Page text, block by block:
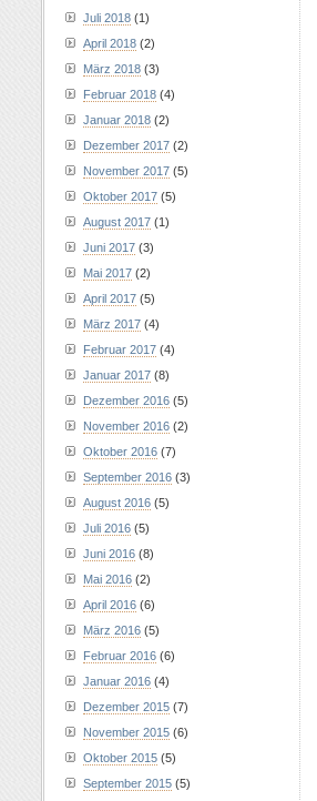
Juli 2018 (1)
April 2018 (2)
März 2018 (3)
Februar 2018 (4)
Januar 2018 (2)
Dezember 2017 (2)
November 2017 (5)
Oktober 2017 (5)
August 2017 (1)
Juni 2017 (3)
Mai 2017 (2)
April 2017 (5)
März 2017 (4)
Februar 2017 (4)
Januar 2017 (8)
Dezember 2016 (5)
November 2016 (2)
Oktober 2016 (7)
September 2016 (3)
August 2016 (5)
Juli 2016 (5)
Juni 2016 (8)
Mai 2016 (2)
April 2016 (6)
März 2016 (5)
Februar 2016 (6)
Januar 2016 (4)
Dezember 2015 (7)
November 2015 (6)
Oktober 2015 (5)
September 2015 (5)